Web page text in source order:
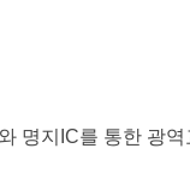
명지IC를 통한 광